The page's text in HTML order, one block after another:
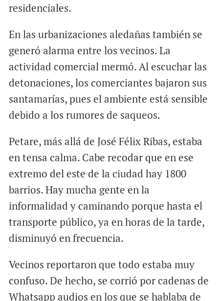
residenciales.
En las urbanizaciones aledañas también se
generó alarma entre los vecinos. La
actividad comercial mermó. Al escuchar las
detonaciones, los comerciantes bajaron sus
santamarías, pues el ambiente está sensible
debido a los rumores de saqueos.
Petare, más allá de José Félix Ribas, estaba
en tensa calma. Cabe recodar que en ese
extremo del este de la ciudad hay 1800
barrios. Hay mucha gente en la
informalidad y caminando porque hasta el
transporte público, ya en horas de la tarde,
disminuyó en frecuencia.
Vecinos reportaron que todo estaba muy
confuso. De hecho, se corrió por cadenas de
Whatsapp audios en los que se hablaba de